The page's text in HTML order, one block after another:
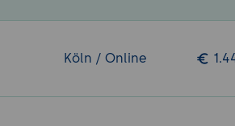
oder unmittelbar bevorstehen
Abhilfemaßnahmen im eigenen
werden, welche Maßnahmen
zusammengearbeitet wird, um
Abbruch der
Lieferantenbeziehung geboten
Köln / Online